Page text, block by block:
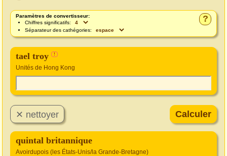
?
Paramètres de convertisseur:
Chiffres significatifs:
Séparateur des cathégories:
tael troy !
Unités de Hong Kong
quintal britannique
Avoirdupois (les États-Unis/la Grande-Bretagne)